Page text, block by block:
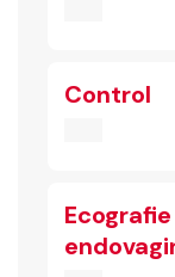
Control
Ecografie